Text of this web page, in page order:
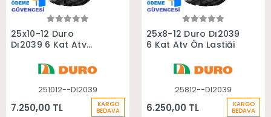
Sepete Ekle
25x10-12 Duro
Dı2039 6 Kat Atv
251012--DI2039
7.250,00 TL KARGO
BEDAVA
Sepete Ekle
25x8-12 Duro Dı2039
6 Kat Atv Ön Lastiği
25812--DI2039
6.250,00 TL KARGO
BEDAVA